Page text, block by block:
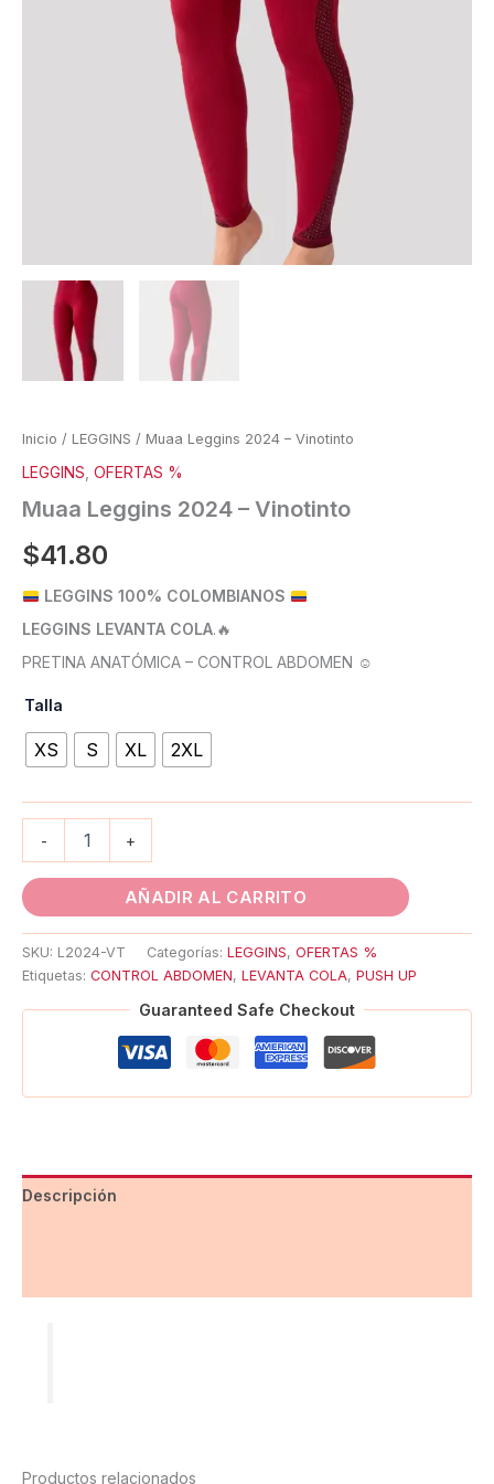
Inicio / LEGGINS / Muaa Leggins 2024 – Vinotinto
LEGGINS OFERTAS %
Muaa Leggins 2024 – Vinotinto
$41.80
LEGGINS 100% COLOMBIANOS
LEGGINS LEVANTA COLA.🔥
PRETINA ANATÓMICA – CONTROL ABDOMEN ☺️
Talla
XS S XL 2XL
- +
AÑADIR AL CARRITO
SKU: L2024-VT Categorías: LEGGINS, OFERTAS %
Etiquetas: CONTROL ABDOMEN, LEVANTA COLA, PUSH UP
Guaranteed Safe Checkout
Descripción
Productos relacionados